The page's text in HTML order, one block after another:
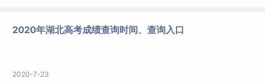
2020年湖北高考成绩查询时间、查询入口
2020-7-23